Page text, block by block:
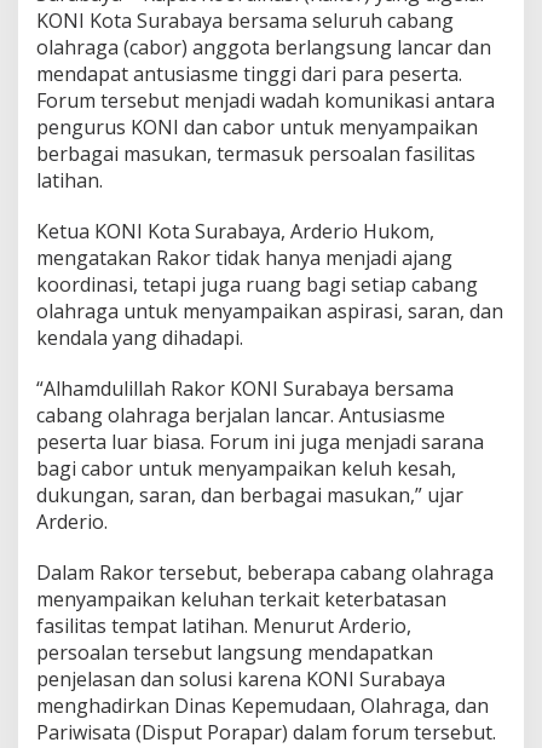
n
c
a
r
,
K
l
a
n
F
s
i
i
t
a
s
L
a
h
a
n
L
a
n
g
s
u
KONI Kota Surabaya bersama seluruh cabang
olahraga (cabor) anggota berlangsung lancar dan
mendapat antusiasme tinggi dari para peserta.
Forum tersebut menjadi wadah komunikasi antara
pengurus KONI dan cabor untuk menyampaikan
berbagai masukan, termasuk persoalan fasilitas
latihan.
Ketua KONI Kota Surabaya, Arderio Hukom,
mengatakan Rakor tidak hanya menjadi ajang
koordinasi, tetapi juga ruang bagi setiap cabang
olahraga untuk menyampaikan aspirasi, saran, dan
kendala yang dihadapi.
“Alhamdulillah Rakor KONI Surabaya bersama
cabang olahraga berjalan lancar. Antusiasme
peserta luar biasa. Forum ini juga menjadi sarana
bagi cabor untuk menyampaikan keluh kesah,
dukungan, saran, dan berbagai masukan,” ujar
Arderio.
Dalam Rakor tersebut, beberapa cabang olahraga
menyampaikan keluhan terkait keterbatasan
fasilitas tempat latihan. Menurut Arderio,
persoalan tersebut langsung mendapatkan
penjelasan dan solusi karena KONI Surabaya
menghadirkan Dinas Kepemudaan, Olahraga, dan
Pariwisata (Disput Porapar) dalam forum tersebut.